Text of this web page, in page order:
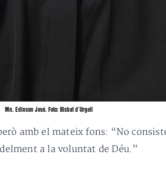
Mn. Edinson José. Foto: Bisbat d’Urgell
amb el mateix fons: “No
a la voluntat de Déu.”